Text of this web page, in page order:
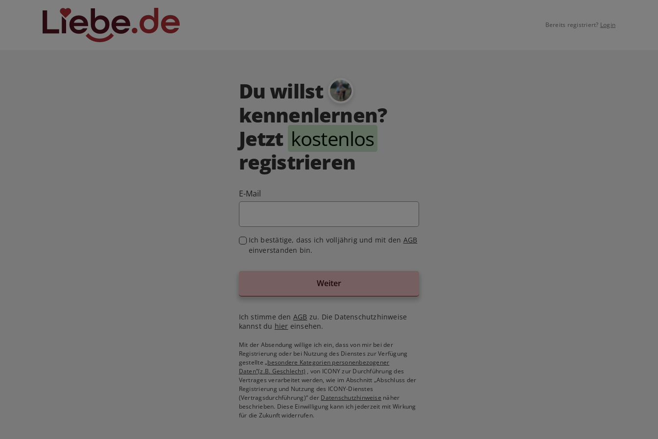
Bereits registriert? Login
Du willst
kennenlernen?
Jetzt kostenlos
registrieren
E-Mail
Ich bestätige, dass ich volljährig und mit den AGB
einverstanden bin.
Weiter
Ich stimme den AGB zu. Die Datenschutzhinweise
kannst du hier einsehen.
Mit der Absendung willige ich ein, dass von mir bei der
Registrierung oder bei Nutzung des Dienstes zur Verfügung
gestellte„besondere Kategorien personenbezogener
Daten“(z.B. Geschlecht) , von ICONY zur Durchführung des
Vertrages verarbeitet werden, wie im Abschnitt „Abschluss der
Registrierung und Nutzung des ICONY-Dienstes
(Vertragsdurchführung)“ der Datenschutzhinweise näher
beschrieben. Diese Einwilligung kann ich jederzeit mit Wirkung
für die Zukunft widerrufen.